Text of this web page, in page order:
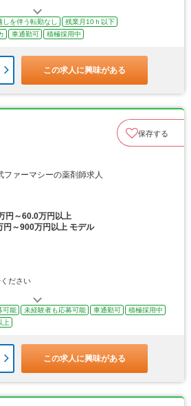
しを伴う転勤なし
残業月10ｈ以下
車通勤可 積極採用中
この求人に興味がある
保存する
ァーマシーの薬剤師求人
円～60.0万円以上
円～900万円以上 モデル
ださい
可能 未経験者も応募可能 車通勤可
積極採用中
上
この求人に興味がある